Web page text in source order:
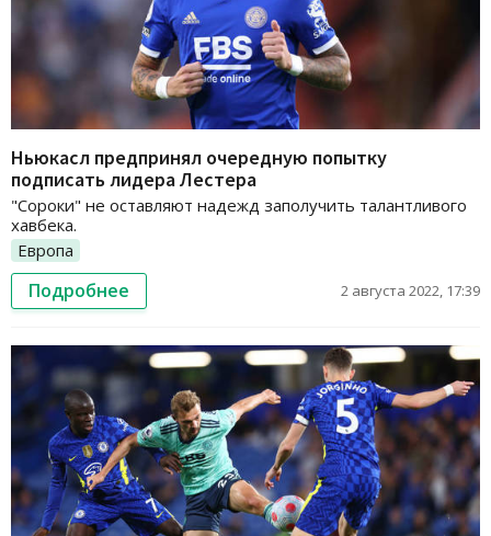
Ньюкасл предпринял очередную попытку
подписать лидера Лестера
"Сороки" не оставляют надежд заполучить талантливого
хавбека.
Европа
Подробнее 2 августа 2022, 17:39